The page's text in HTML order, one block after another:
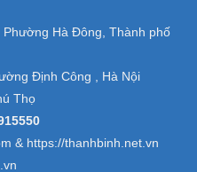
Phường Hà Đông, Thành phố
Định Công , Hà Nội
Thọ
& https://thanhbinh.net.vn